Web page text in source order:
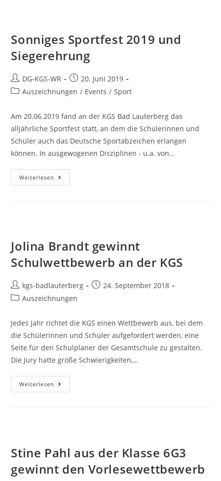
Sonniges Sportfest 2019 und
Siegerehrung
DG-KGS-WR
20. Juni 2019
Auszeichnungen / Events / Sport
Am 20.06.2019 fand an der KGS Bad Lauterberg das
alljährliche Sportfest statt, an dem die Schülerinnen und
Schüler auch das Deutsche Sportabzeichen erlangen
können. In ausgewogenen Disziplinen - u.a. von…
Weiterlesen
Jolina Brandt gewinnt
Schulwettbewerb an der KGS
kgs-badlauterberg
24. September 2018
Auszeichnungen
Jedes Jahr richtet die KGS einen Wettbewerb aus, bei dem
die Schülerinnen und Schüler aufgefordert werden, eine
Seite für den Schulplaner der Gesamtschule zu gestalten.
Die Jury hatte große Schwierigkeiten,…
Weiterlesen
Stine Pahl aus der Klasse 6G3
gewinnt den Vorlesewettbewerb